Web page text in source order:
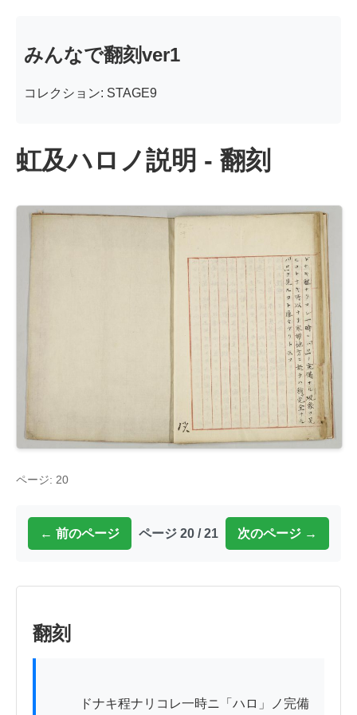
みんなで翻刻ver1
コレクション: STAGE9
虹及ハロノ説明 - 翻刻
ページ: 20
← 前のページ ページ 20 / 21 次のページ →
翻刻